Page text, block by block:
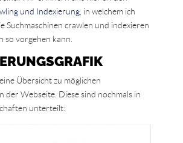
und Indexierung, in welchem ich
Suchmaschinen crawlen und indexieren
so vorgehen kann.
Übersicht zu möglichen
der Webseite. Diese sind nochmals in
unterteilt: